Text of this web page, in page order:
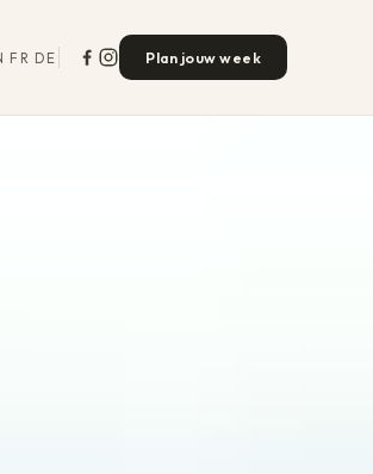
FR DE Plan jouw week